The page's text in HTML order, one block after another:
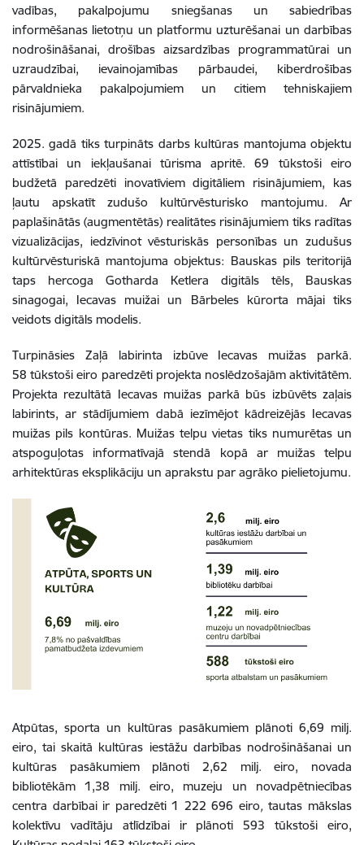
vadības, pakalpojumu sniegšanas un sabiedrības
informēšanas lietotņu un platformu uzturēšanai un darbības
nodrošināšanai, drošības aizsardzības programmatūrai un
uzraudzībai, ievainojamības pārbaudei, kiberdrošības
pārvaldnieka pakalpojumiem un citiem tehniskajiem
risinājumiem.
2025. gadā tiks turpināts darbs kultūras mantojuma objektu
attīstībai un iekļaušanai tūrisma apritē. 69 tūkstoši eiro
budžetā paredzēti inovatīviem digitāliem risinājumiem, kas
ļautu apskatīt zudušo kultūrvēsturisko mantojumu. Ar
paplašinātās (augmentētās) realitātes risinājumiem tiks radītas
vizualizācijas, iedzīvinot vēsturiskās personības un zudušus
kultūrvēsturiskā mantojuma objektus: Bauskas pils teritorijā
taps hercoga Gotharda Ketlera digitāls tēls, Bauskas
sinagogai, Iecavas muižai un Bārbeles kūrorta mājai tiks
veidots digitāls modelis.
Turpināsies Zaļā labirinta izbūve Iecavas muižas parkā.
58 tūkstoši eiro paredzēti projekta noslēdzošajām aktivitātēm.
Projekta rezultātā Iecavas muižas parkā būs izbūvēts zaļais
labirints, ar stādījumiem dabā iezīmējot kādreizējās Iecavas
muižas pils kontūras. Muižas telpu vietas tiks numurētas un
atspoguļotas informatīvajā stendā kopā ar muižas telpu
arhitektūras eksplikāciju un aprakstu par agrāko pielietojumu.
Atpūtas, sporta un kultūras pasākumiem plānoti 6,69 milj.
eiro, tai skaitā kultūras iestāžu darbības nodrošināšanai un
kultūras pasākumiem plānoti 2,62 milj. eiro, novada
bibliotēkām 1,38 milj. eiro, muzeju un novadpētniecības
centra darbībai ir paredzēti 1 222 696 eiro,tautas mākslas
kolektīvu vadītāju atlīdzībai ir plānoti 593 tūkstoši eiro,